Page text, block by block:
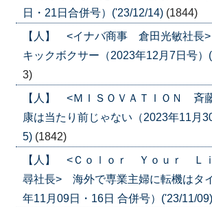
日・21日合併号）('23/12/14) (1844)
【人】 <イナバ商事 倉田光敏社長
キックボクサー（2023年12月7日号）
3)
【人】 <ＭＩＳＯＶＡＴＩＯＮ 斉
康は当たり前じゃない（2023年11月
5) (1842)
【人】 <Ｃｏｌｏｒ Ｙｏｕｒ Ｌ
尋社長> 海外で専業主婦に転機はタ
年11月09日・16日 合併号）('23/11/09)